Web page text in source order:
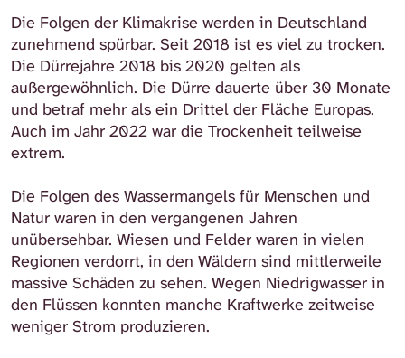
Die Folgen der Klimakrise werden in Deutschland
zunehmend spürbar. Seit 2018 ist es viel zu trocken.
Die Dürrejahre 2018 bis 2020 gelten als
außergewöhnlich. Die Dürre dauerte über 30 Monate
und betraf mehr als ein Drittel der Fläche Europas.
Auch im Jahr 2022 war die Trockenheit teilweise
extrem.
Die Folgen des Wassermangels für Menschen und
Natur waren in den vergangenen Jahren
unübersehbar. Wiesen und Felder waren in vielen
Regionen verdorrt, in den Wäldern sind mittlerweile
massive Schäden zu sehen. Wegen Niedrigwasser in
den Flüssen konnten manche Kraftwerke zeitweise
weniger Strom produzieren.